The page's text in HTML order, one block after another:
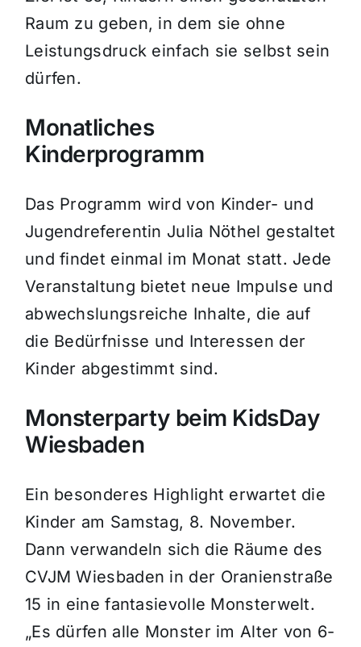
Raum zu geben, in dem sie ohne
Leistungsdruck einfach sie selbst sein
dürfen.
Monatliches
Kinderprogramm
Das Programm wird von Kinder- und
Jugendreferentin Julia Nöthel gestaltet
und findet einmal im Monat statt. Jede
Veranstaltung bietet neue Impulse und
abwechslungsreiche Inhalte, die auf
die Bedürfnisse und Interessen der
Kinder abgestimmt sind.
Monsterparty beim KidsDay
Wiesbaden
Ein besonderes Highlight erwartet die
Kinder am Samstag, 8. November.
Dann verwandeln sich die Räume des
CVJM Wiesbaden in der Oranienstraße
15 in eine fantasievolle Monsterwelt.
„Es dürfen alle Monster im Alter von 6-